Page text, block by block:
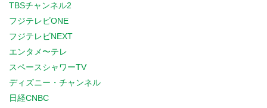
TBSチャンネル2
フジテレビONE
フジテレビNEXT
エンタメ〜テレ
スペースシャワーTV
ディズニー・チャンネル
日経CNBC